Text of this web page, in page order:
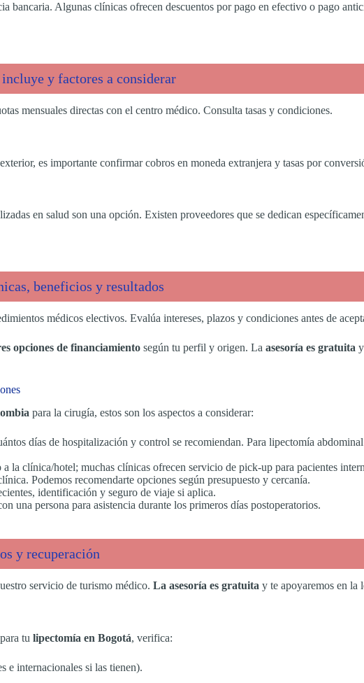
bancaria. Algunas clínicas ofrecen descuentos por pago en efectivo o pago
y factores a considerar
mensuales directas con el centro médico. Consulta tasas y condiciones.
es importante confirmar cobros en moneda extranjera y tasas por
en salud son una opción. Existen proveedores que se dedican
beneficios y resultados
médicos electivos. Evalúa intereses, plazos y condiciones antes de
opciones de financiamiento según tu perfil y origen. La asesoría es gratuita
para la cirugía, estos son los aspectos a considerar:
días de hospitalización y control se recomiendan. Para lipectomía
a la clínica/hotel; muchas clínicas ofrecen servicio de pick-up para pacientes
Podemos recomendarte opciones según presupuesto y cercanía.
identificación y seguro de viaje si aplica.
una persona para asistencia durante los primeros días postoperatorios.
y recuperación
servicio de turismo médico. La asesoría es gratuita y te apoyaremos en la
tu lipectomía en Bogotá, verifica:
e internacionales si las tienen).